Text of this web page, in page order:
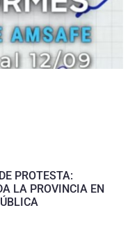
PROTESTA:
LA PROVINCIA EN